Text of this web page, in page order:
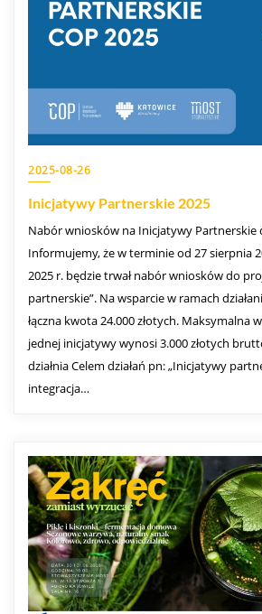
2025-08-26
Inicjatywy Partnerskie 2025
Nabór wniosków na Inicjatywy Partnerskie
Informujemy, że w terminie od 27 sierpnia
2025 r. będzie trwał nabór wniosków do
partnerskie”. Na wsparcie w ramach
łączna kwota 24.000 złotych. Maksymalna
jednej inicjatywy wynosi 3.000 złotych
działnia Celem działań pn: „Inicjatywy
integracja…